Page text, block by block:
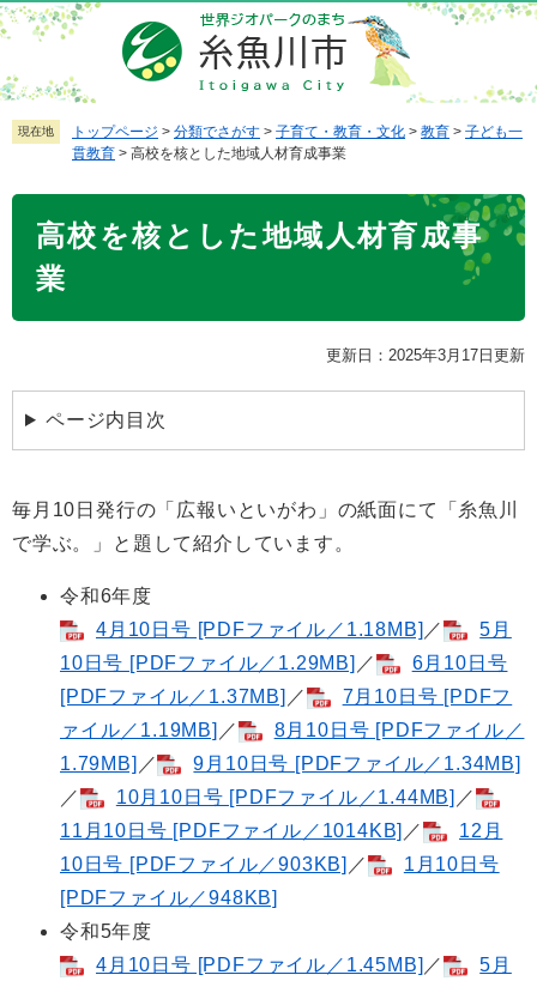
ペ
ー
ジ
の
先
メ
ニ
ュ
ー
を現在地 トップページ > 分類でさがす > 子育て・教育・文化 > 教育 > 子ども一
貫教育 > 高校を核とした地域人材育成事業
高校を核とした地域人材育成事
業
更新日：2025年3月17日更新
ページ内目次
毎月10日発行の「広報いといがわ」の紙面にて「糸魚川
で学ぶ。」と題して紹介しています。
令和6年度
4月10日号 [PDFファイル／1.18MB] ／
5月
10日号 [PDFファイル／1.29MB] ／
6月10日号
[PDFファイル／1.37MB] ／
7月10日号 [PDFフ
ァイル／1.19MB] ／
8月10日号 [PDFファイル／
1.79MB] ／
9月10日号 [PDFファイル／1.34MB]
／
10月10日号 [PDFファイル／1.44MB] ／
11月10日号 [PDFファイル／1014KB] ／
12月
10日号 [PDFファイル／903KB] ／
1月10日号
[PDFファイル／948KB]
令和5年度
4月10日号 [PDFファイル／1.45MB] ／
5月